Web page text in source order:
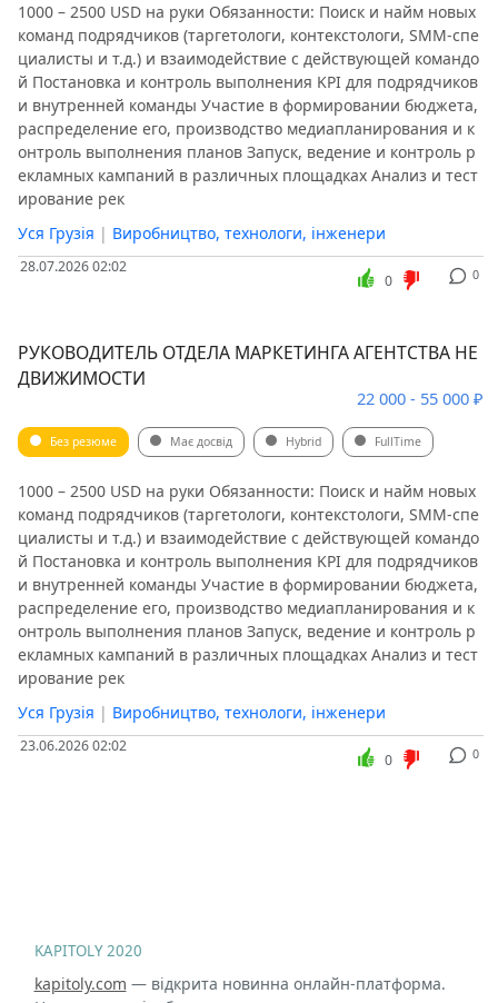
1000 – 2500 USD на руки Обязанности: Поиск и найм новых
команд подрядчиков (таргетологи, контекстологи, SMM-спе
циалисты и т.д.) и взаимодействие с действующей командо
й Постановка и контроль выполнения KPI для подрядчиков
и внутренней команды Участие в формировании бюджета,
распределение его, производство медиапланирования и к
онтроль выполнения планов Запуск, ведение и контроль р
екламных кампаний в различных площадках Анализ и тест
ирование рек
Уся Грузія | Виробництво, технологи, інженери
28.07.2026 02:02 0
0
РУКОВОДИТЕЛЬ ОТДЕЛА МАРКЕТИНГА АГЕНТСТВА НЕ
ДВИЖИМОСТИ
22 000 - 55 000 ₽
Без резюме Має досвід Hybrid FullTime
1000 – 2500 USD на руки Обязанности: Поиск и найм новых
команд подрядчиков (таргетологи, контекстологи, SMM-спе
циалисты и т.д.) и взаимодействие с действующей командо
й Постановка и контроль выполнения KPI для подрядчиков
и внутренней команды Участие в формировании бюджета,
распределение его, производство медиапланирования и к
онтроль выполнения планов Запуск, ведение и контроль р
екламных кампаний в различных площадках Анализ и тест
ирование рек
Уся Грузія | Виробництво, технологи, інженери
23.06.2026 02:02 0
0
KAPITOLY 2020
kapitoly.com — відкрита новинна онлайн-платформа.